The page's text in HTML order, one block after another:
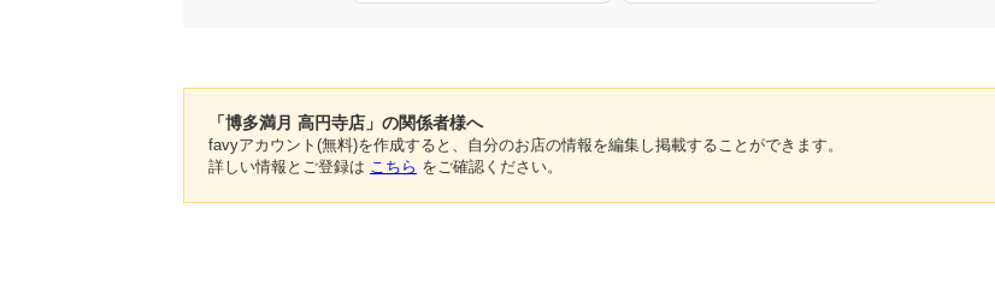
「博多満月 高円寺店」の関係者様へ
favyアカウント(無料)を作成すると、自分のお店の情報を編集し掲載することができます。
詳しい情報とご登録は こちら をご確認ください。